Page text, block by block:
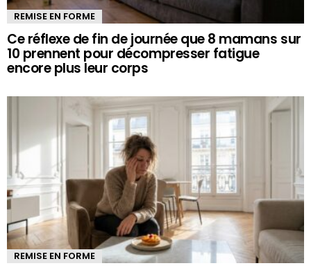
REMISE EN FORME
Ce réflexe de fin de journée que 8 mamans sur
10 prennent pour décompresser fatigue
encore plus leur corps
REMISE EN FORME